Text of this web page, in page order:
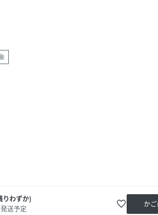
りわずか)
送予定
favorite_border か